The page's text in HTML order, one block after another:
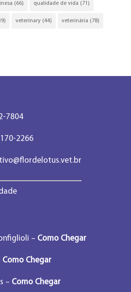
(66) qualidade de vida (71)
veterinary(44) veterinária (78)
7804
2266
– Como Chegar
Como Chegar
– Como Chegar